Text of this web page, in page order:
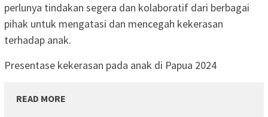
perlunya tindakan segera dan kolaboratif dari berbagai
pihak untuk mengatasi dan mencegah kekerasan
terhadap anak.
Presentase kekerasan pada anak di Papua 2024
READ MORE